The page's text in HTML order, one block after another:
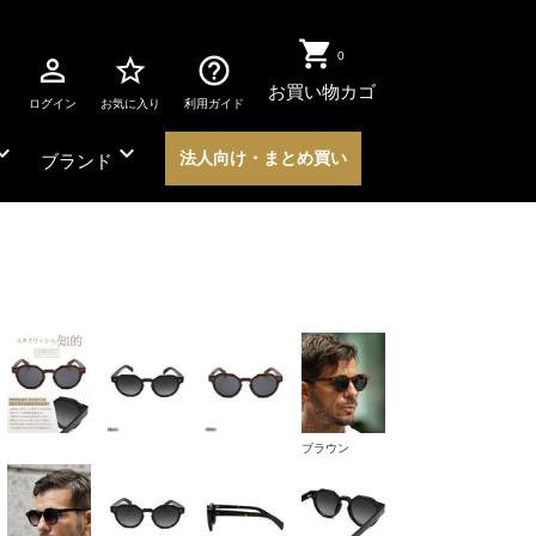
perm_identity
ログイン
star_border
お気に入り
help_outline
利用ガイド
0
お買い物カゴ
ブランド expand_more 法人向け・まとめ買い
ブラウン